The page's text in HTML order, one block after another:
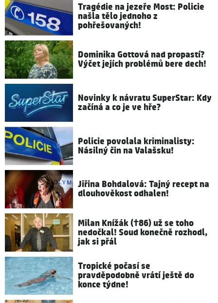
Tragédie na jezeře Most: Policie
našla tělo jednoho z
pohřešovaných!
Dominika Gottová nad propastí?
Výčet jejích problémů bere dech!
Novinky k návratu SuperStar: Kdy
začíná a co je ve hře?
Policie povolala kriminalisty:
Násilný čin na Valašsku!
Jiřina Bohdalová: Tajný recept na
dlouhověkost odhalen!
Milan Knížák (†86) už se toho
nedočkal! Soud konečně rozhodl,
jak si přál
Tropické počasí se
pravděpodobně vrátí ještě do
konce týdne!